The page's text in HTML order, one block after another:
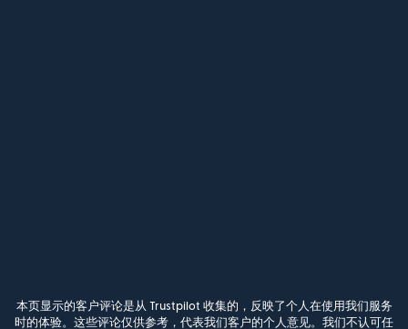
本页显示的客户评论是从 Trustpilot 收集的，反映了个人在使用我们服务
时的体验。这些评论仅供参考，代表我们客户的个人意见。我们不认可任